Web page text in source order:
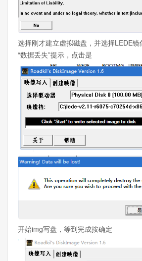
选择刚才建立虚拟磁盘，并选择LEDE镜
“数据丢失”提示，点击是
开始img写盘，等到完成按确定